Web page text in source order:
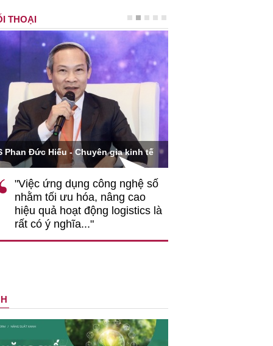
THOẠI
Phan Đức Hiếu - Chuyên gia kinh tế
"Việc ứng dụng công nghệ số
nhằm tối ưu hóa, nâng cao
hiệu quả hoạt động logistics là
rất có ý nghĩa..."